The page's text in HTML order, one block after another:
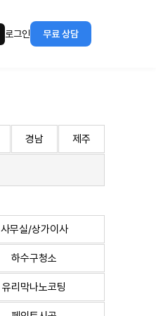
로그인 무료 상담
경남 제주
사무실/상가이사
하수구청소
유리막나노코팅